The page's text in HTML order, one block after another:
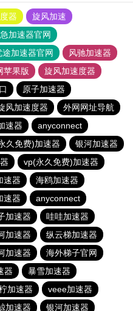
器
旋风加速
加速器官网
途加速器官网
风驰加速器
苹果版
旋风加速度器
原子加速器
风加速度器
外网网址导航
速器
anyconnect
久免费)加速器
银河加速器
vp(永久免费)加速器
速器
海鸥加速器
速器
anyconnect
加速器
哇哇加速器
加速器
纵云梯加速器
加速器
海外梯子官网
器
暴雪加速器
加速器
veee加速器
加速器 银河加速器